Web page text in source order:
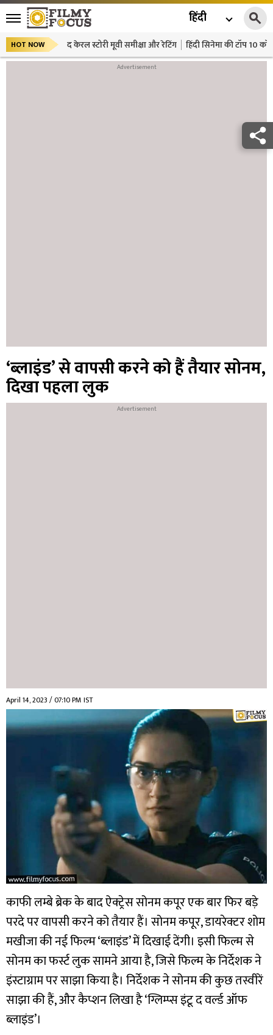
हिंदी
HOT NOW द केरल स्टोरी मूवी समीक्षा और रेटिंग हिंदी सिनेमा की टॉप 10
‘ब्लाइंड’ से वापसी करने को हैं तैयार सोनम,
दिखा पहला लुक
April 14, 2023 / 07:10 PM IST
काफी लम्बे ब्रेक के बाद ऐक्ट्रेस सोनम कपूर एक बार फिर बड़े
परदे पर वापसी करने को तैयार हैं। सोनम कपूर, डायरेक्टर शोम
मखीजा की नई फिल्म ‘ब्लाइंड’ में दिखाई देंगी। इसी फिल्म से
सोनम का फर्स्ट लुक सामने आया है, जिसे फिल्म के निर्देशक ने
इंस्टाग्राम पर साझा किया है। निर्देशक ने सोनम की कुछ तस्वीरें
साझा की हैं, और कैप्शन लिखा है ‘ग्लिम्प्स इंटू द वर्ल्ड ऑफ
ब्लाइंड’।